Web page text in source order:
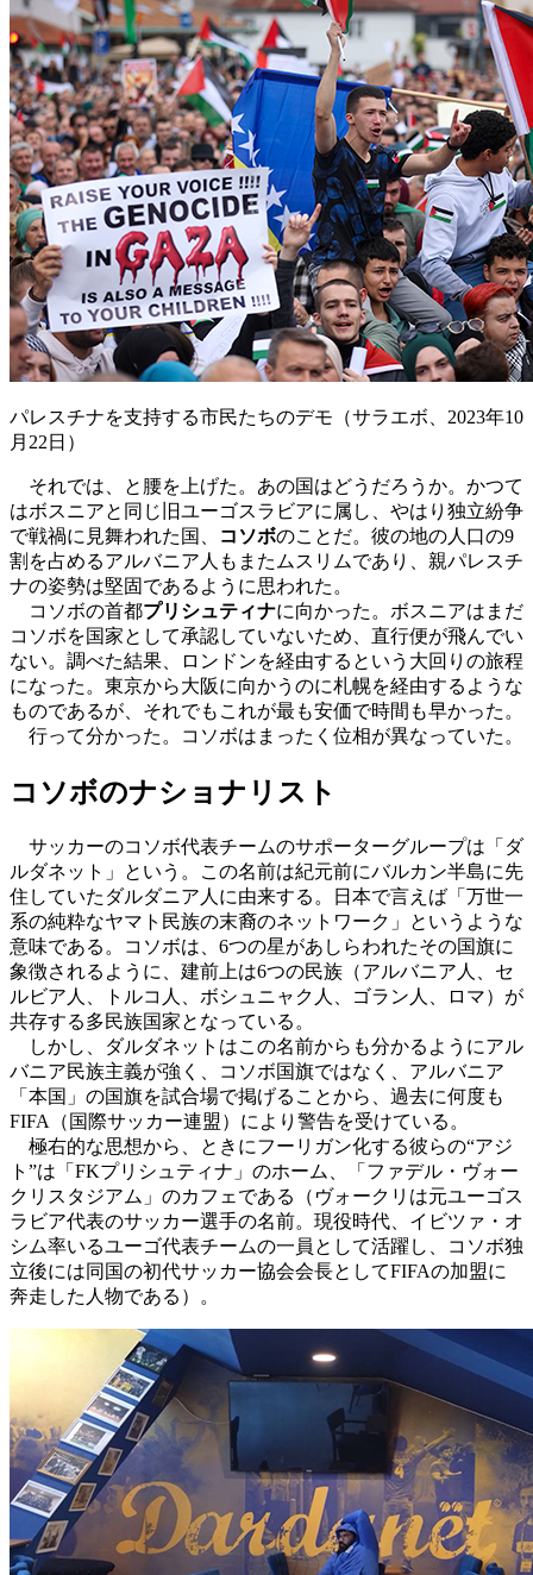
パレスチナを支持する市民たちのデモ（サラエボ、2023年10
月22日）
それでは、と腰を上げた。あの国はどうだろうか。かつて
はボスニアと同じ旧ユーゴスラビアに属し、やはり独立紛争
で戦禍に見舞われた国、
コソボのことだ。彼の地の人口の9
割を占めるアルバニア人もまたムスリムであり、親パレスチ
ナの姿勢は堅固であるように思われた。
コソボの首都プリシュティナに向かった。ボスニアはまだ
コソボを国家として承認していないため、直行便が飛んでい
ない。調べた結果、ロンドンを経由するという大回りの旅程
になった。東京から大阪に向かうのに札幌を経由するような
ものであるが、それでもこれが最も安価で時間も早かった。
行って分かった。コソボはまったく位相が異なっていた。
コソボのナショナリスト
サッカーのコソボ代表チームのサポーターグループは「ダ
ルダネット」という。この名前は紀元前にバルカン半島に先
住していたダルダニア人に由来する。日本で言えば「万世一
系の純粋なヤマト民族の末裔のネットワーク」というような
意味である。コソボは、6つの星があしらわれたその国旗に
象徴されるように、建前上は6つの民族（アルバニア人、セ
ルビア人、トルコ人、ボシュニャク人、ゴラン人、ロマ）が
共存する多民族国家となっている。
しかし、ダルダネットはこの名前からも分かるようにアル
バニア民族主義が強く、コソボ国旗ではなく、アルバニア
「本国」 の国旗を試合場で掲げることから、過去に何度も
FIFA（国際サッカー連盟）により警告を受けている。
極右的な思想から、ときにフーリガン化する彼らの“アジ
ト”は「FKプリシュティナ」のホーム、「ファデル・ヴォー
クリスタジアム」のカフェである（ヴォークリは元ユーゴス
ラビア代表のサッカー選手の名前。現役時代、イビツァ・オ
シム率いるユーゴ代表チームの一員として活躍し、コソボ独
立後には同国の初代サッカー協会会長としてFIFAの加盟に
奔走した人物である）。